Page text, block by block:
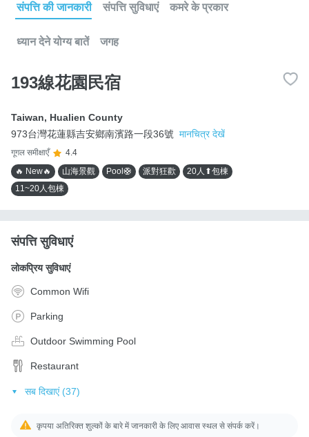
संपत्ति की जानकारी संपत्ति सुविधाएं कमरे के प्रकार
ध्यान देने योग्य बातें जगह
193線花園民宿
Taiwan, Hualien County
973台灣花蓮縣吉安鄉南濱路一段36號 मानचित्र देखें
गूगल समीक्षाएँ
4.4
🔥 New🔥
山海景觀 Pool🛟 派對狂歡
20人⬆包棟
11~20人包棟
संपत्ति सुविधाएं
लोकप्रिय सुविधाएं
Common Wifi
Parking
Outdoor Swimming Pool
Restaurant
सब दिखाएं (37)
कृपया अतिरिक्त शुल्कों के बारे में जानकारी के लिए आवास स्थल से संपर्क करें।